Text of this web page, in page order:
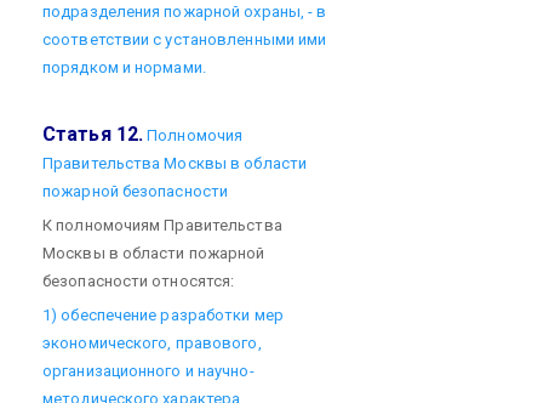
подразделения пожарной охраны, - в
соответствии с установленными ими
порядком и нормами.
Статья 12. Полномочия
Правительства Москвы в области
пожарной безопасности
К полномочиям Правительства
Москвы в области пожарной
безопасности относятся:
1) обеспечение разработки мер
экономического, правового,
организационного и научно-
методического характера,